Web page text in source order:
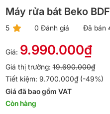
Máy rửa bát Beko
5 0 Đánh giá Đã bán
Giá: 9.990.000₫
Giá thị trường:19.690.000₫
Tiết kiệm: 9.700.000₫ (-49%)
Giá đã bao gồm VAT
Còn hàng